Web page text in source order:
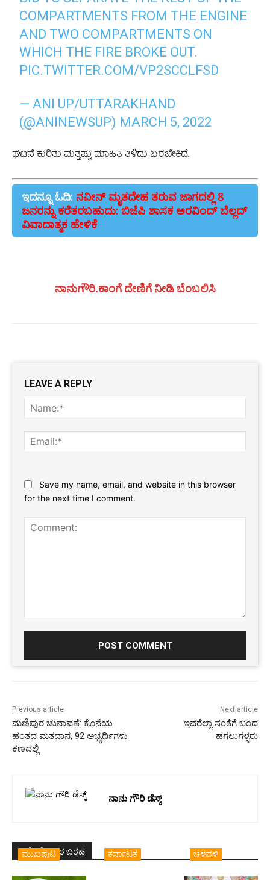
COMPARTMENTS FROM THE ENGINE
AND TWO COMPARTMENTS ON
WHICH THE FIRE BROKE OUT.
PIC.TWITTER.COM/VP2SCCLFSD
— ANI UP/UTTARAKHAND
(@ANINEWSUP) MARCH 5, 2022
ಘಟನೆ ಕುರಿತು ಮತ್ತಷ್ಟು ಮಾಹಿತಿ ತಿಳಿದು ಬರಬೇಕಿದೆ.
ಇದನ್ನೂ ಓದಿ: ನವೀನ್ ಮೃತದೇಹ ತರುವ ಜಾಗದಲ್ಲಿ 8
ಜನರನ್ನು ಕರೆತರಬಹುದು: ಬಿಜೆಪಿ ಶಾಸಕ ಅರವಿಂದ್ ಬೆಲ್ಲದ್
ವಿವಾದಾತ್ಮಕ ಹೇಳಿಕೆ
ನಾನುಗೌರಿ.ಕಾಂಗೆ ದೇಣಿಗೆ ನೀಡಿ ಬೆಂಬಲಿಸಿ
LEAVE A REPLY
Save my name, email, and website in this browser
for the next time I comment.
Previous article
ಮಣಿಪುರ ಚುನಾವಣೆ: ಕೊನೆಯ
ಹಂತದ ಮತದಾನ, 92 ಅಭ್ಯರ್ಥಿಗಳು
ಕಣದಲ್ಲಿ
Next article
ಇವರೆಲ್ಲಾ ಸಂತೆಗೆ ಬಂದ
ಹಗಲುಗಳ್ಳರು
ನಾನು ಗೌರಿ ಡೆಸ್ಕ್
ಇದೇ ಲೇಖಕರ ಬರಹ
ಮುಖಪುಟ ಕರ್ನಾಟಕ ಚಳವಳಿ